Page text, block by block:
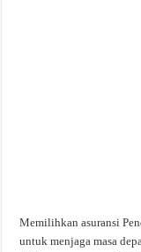
Memilihkan asuransi
untuk menjaga masa